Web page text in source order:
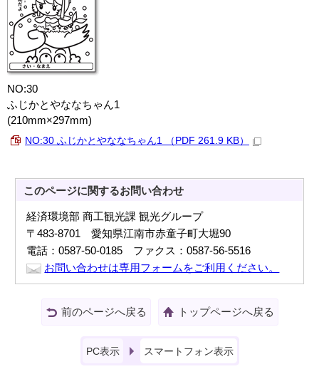
NO:30
ふじかとやななちゃん1
(210mm×297mm)
NO:30 ふじかとやななちゃん1 （PDF 261.9 KB）
このページに関するお問い合わせ
経済環境部 商工観光課 観光グループ
〒483-8701 愛知県江南市赤童子町大堀90
電話：0587-50-0185 ファクス：0587-56-5516
お問い合わせは専用フォームをご利用ください。
前のページへ戻る トップページへ戻る
PC表示 スマートフォン表示